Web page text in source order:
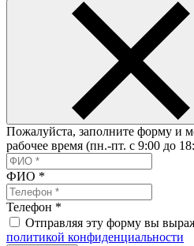
Пожалуйста, заполните форму и
рабочее время (пн.-пт. с 9:00 до
ФИО *
Телефон *
Отправляя эту форму вы
политикой конфиденциальности